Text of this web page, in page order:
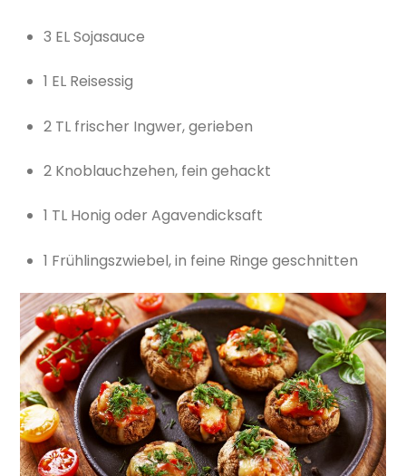
3 EL Sojasauce
1 EL Reisessig
2 TL frischer Ingwer, gerieben
2 Knoblauchzehen, fein gehackt
1 TL Honig oder Agavendicksaft
1 Frühlingszwiebel, in feine Ringe geschnitten